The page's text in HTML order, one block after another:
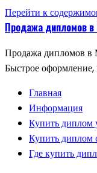
Перейти к
Продажа дипломов в
Продажа дипломов в
Быстрое оформление,
Главная
Информация
Купить диплом
Купить диплом
Где купить